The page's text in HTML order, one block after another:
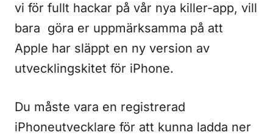
vi för fullt hackar på vår nya killer-app, vill
bara göra er uppmärksamma på att
Apple har släppt en ny version av
utvecklingskitet för iPhone.
Du måste vara en registrerad
iPhoneutvecklare för att kunna ladda ner